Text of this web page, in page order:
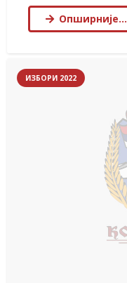
Опширније…
ИЗБОРИ 2022